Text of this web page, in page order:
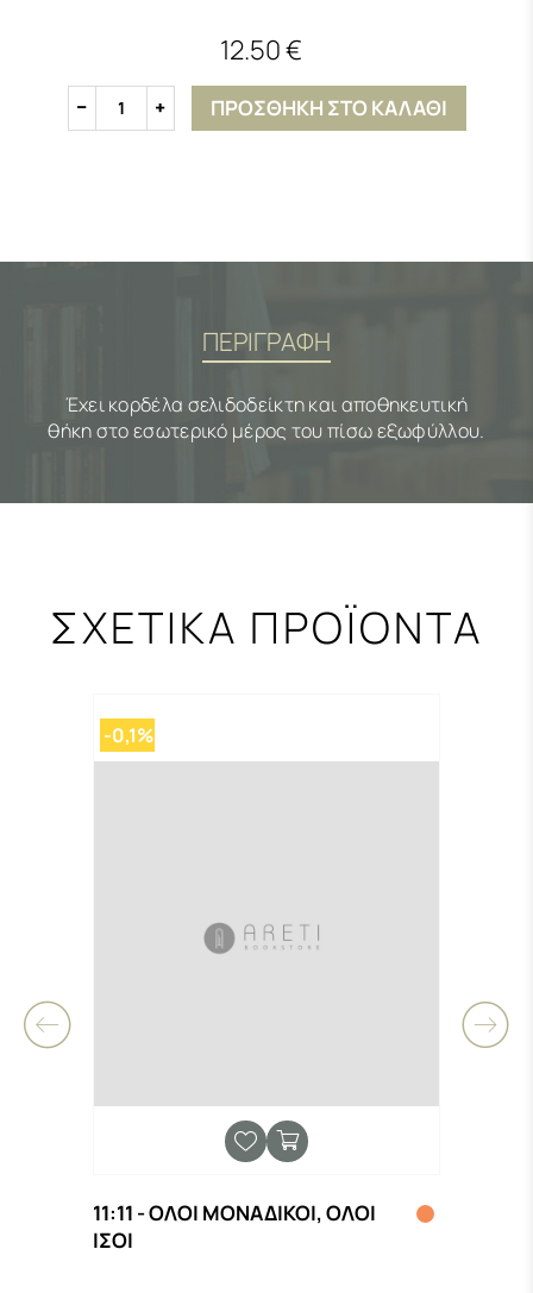
12.50 €
1 ΠΡΟΣΘΗΚΗ ΣΤΟ ΚΑΛΑΘΙ
ΠΕΡΙΓΡΑΦΗ
Έχει κορδέλα σελιδοδείκτη και αποθηκευτική
θήκη στο εσωτερικό μέρος του πίσω εξωφύλλου.
ΣΧΕΤΙΚΑ ΠΡΟΪΟΝΤΑ
-0,1%
11:11 - ΟΛΟΙ ΜΟΝΑΔΙΚΟΙ, ΟΛΟΙ
ΙΣΟΙ